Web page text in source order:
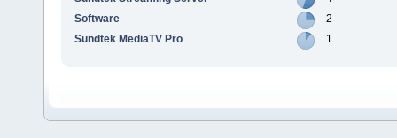
Software
2
Sundtek MediaTV Pro
1